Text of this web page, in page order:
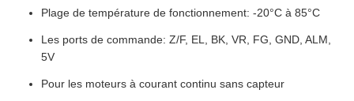
Plage de température de fonctionnement: -20°C à 85°C
Les ports de commande: Z/F, EL, BK, VR, FG, GND, ALM,
5V
Pour les moteurs à courant continu sans capteur